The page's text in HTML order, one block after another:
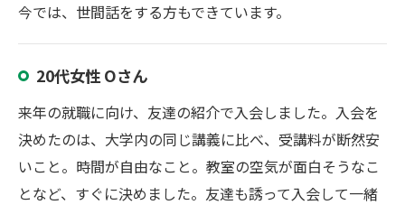
今では、世間話をする方もできています。
20代女性 Oさん
来年の就職に向け、友達の紹介で入会しました。入会を
決めたのは、大学内の同じ講義に比べ、受講料が断然安
いこと。時間が自由なこと。教室の空気が面白そうなこ
となど、すぐに決めました。友達も誘って入会して一緒